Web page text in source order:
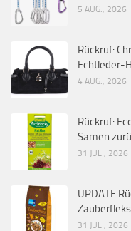
5 AUG., 2026
Rückruf:
Echtleder-
4 AUG., 2026
Rückruf:
Samen
31 JULI, 2026
UPDATE
31 JULI, 2026